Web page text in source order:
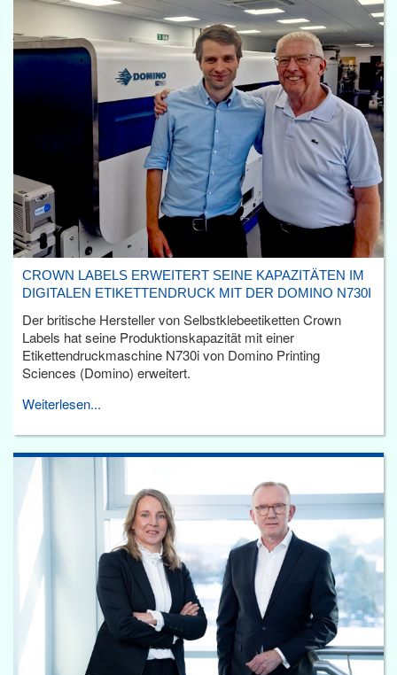
CROWN LABELS ERWEITERT SEINE KAPAZITÄTEN IM
DIGITALEN ETIKETTENDRUCK MIT DER DOMINO N730I
Der britische Hersteller von Selbstklebeetiketten Crown
Labels hat seine Produktionskapazität mit einer
Etikettendruckmaschine N730i von Domino Printing
Sciences (Domino) erweitert.
Weiterlesen...